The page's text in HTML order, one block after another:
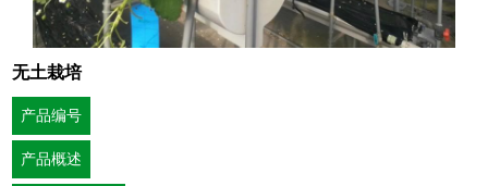
无土栽培
产品编号
产品概述